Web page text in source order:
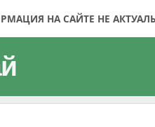
НА САЙТЕ НЕ